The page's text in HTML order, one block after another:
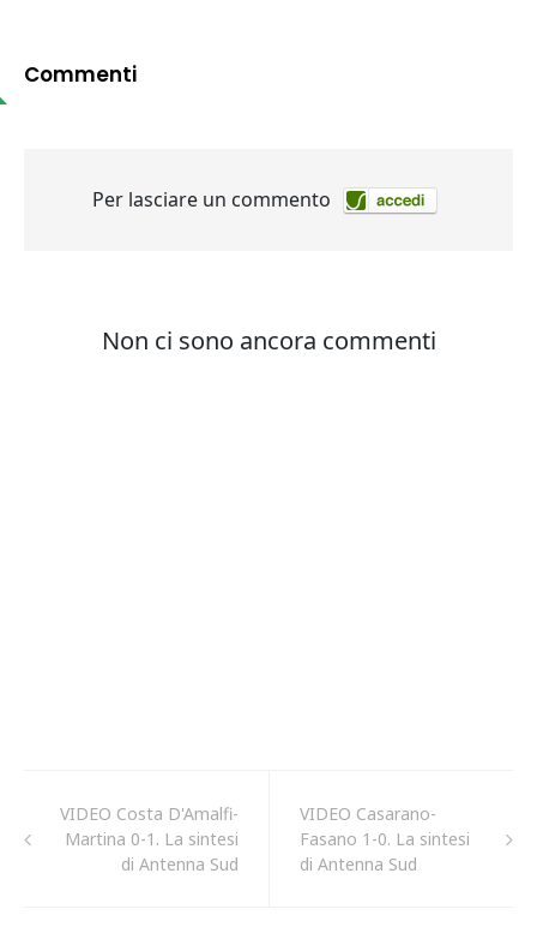
Commenti
VIDEO Costa D'Amalfi-
Martina 0-1. La sintesi
di Antenna Sud
VIDEO Casarano-
Fasano 1-0. La sintesi
di Antenna Sud